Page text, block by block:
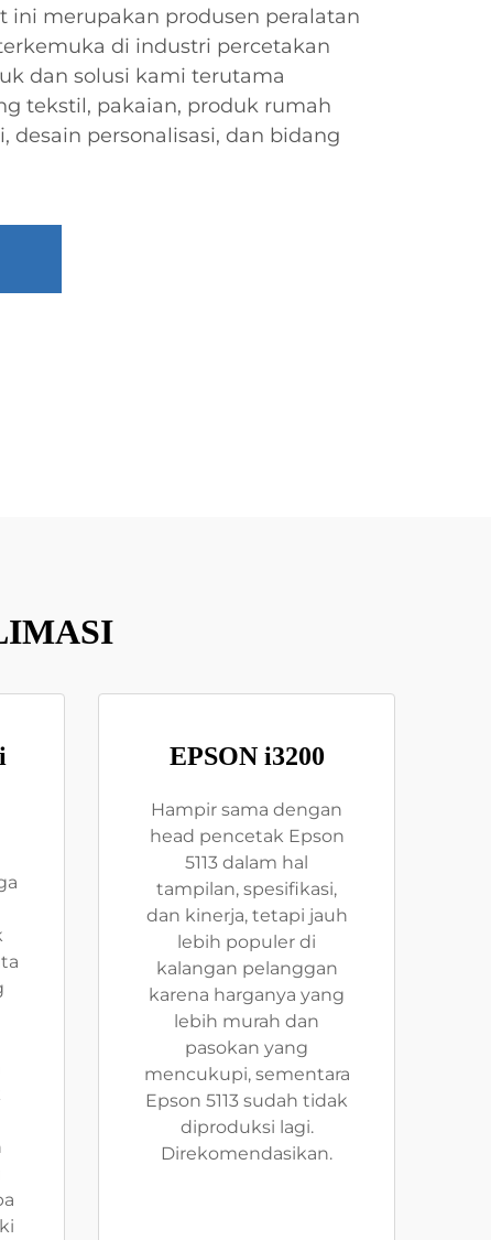
ini merupakan produsen peralatan
di industri percetakan
dan solusi kami terutama
tekstil, pakaian, produk rumah
desain personalisasi, dan bidang
EPSON i3200
Hampir sama dengan
head pencetak Epson
5113 dalam hal
tampilan, spesifikasi,
dan kinerja, tetapi jauh
lebih populer di
kalangan pelanggan
karena harganya yang
lebih murah dan
pasokan yang
mencukupi, sementara
Epson 5113 sudah tidak
diproduksi lagi.
Direkomendasikan.